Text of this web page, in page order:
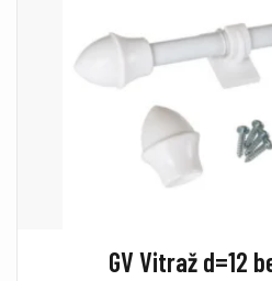
GV Vitraž d=12